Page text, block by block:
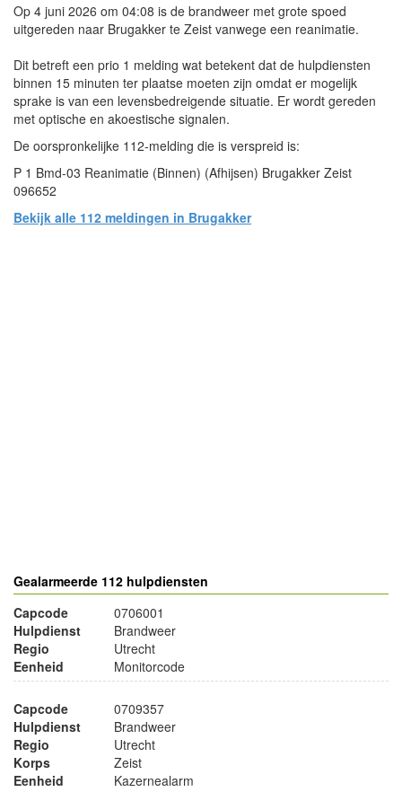
Op 4 juni 2026 om 04:08 is de brandweer met grote spoed
uitgereden naar Brugakker te Zeist vanwege een reanimatie.
Dit betreft een prio 1 melding wat betekent dat de hulpdiensten
binnen 15 minuten ter plaatse moeten zijn omdat er mogelijk
sprake is van een levensbedreigende situatie. Er wordt gereden
met optische en akoestische signalen.
De oorspronkelijke 112-melding die is verspreid is:
P 1 Bmd-03 Reanimatie (Binnen) (Afhijsen) Brugakker Zeist
096652
Bekijk alle 112 meldingen in Brugakker
Gealarmeerde 112 hulpdiensten
Capcode
0706001
Hulpdienst
Brandweer
Regio
Utrecht
Eenheid
Monitorcode
Capcode
0709357
Hulpdienst
Brandweer
Regio
Utrecht
Korps
Zeist
Eenheid
Kazernealarm